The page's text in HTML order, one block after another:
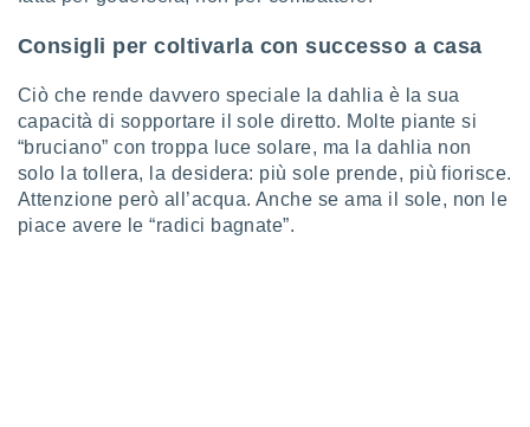
o la
e
per la
dei
Consigli per coltivarla con successo a casa
Ciò che rende davvero speciale la dahlia è la sua
capacità di sopportare il sole diretto. Molte piante si
“bruciano” con troppa luce solare, ma la dahlia non
solo la tollera, la desidera: più sole prende, più fiorisce.
Attenzione però all’acqua. Anche se ama il sole, non le
piace avere le “radici bagnate”.